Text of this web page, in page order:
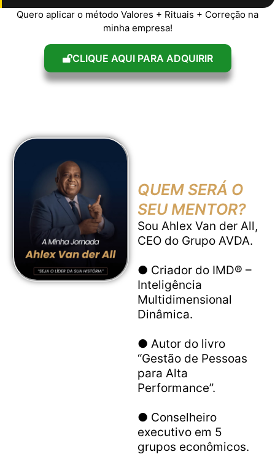
Quero aplicar o método Valores + Rituais + Correção na
minha empresa!
CLIQUE AQUI PARA ADQUIRIR
QUEM SERÁ O
SEU MENTOR?
Sou Ahlex Van der All,
CEO do Grupo AVDA.
● Criador do IMD® –
Inteligência
Multidimensional
Dinâmica.
● Autor do livro
“Gestão de Pessoas
para Alta
Performance”.
● Conselheiro
executivo em 5
grupos econômicos.